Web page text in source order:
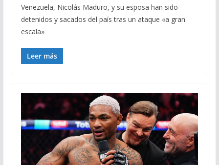
Venezuela, Nicolás Maduro, y su esposa han sido
detenidos y sacados del país tras un ataque «a gran
escala»
Leer más